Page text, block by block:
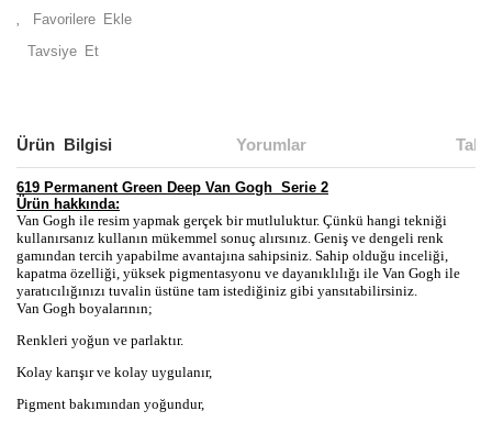
Tavsiye Et
Ürün Bilgisi Yorumlar
619 Permanent Green Deep Van Gogh Serie 2
Ürün hakkında:
Van Gogh ile resim yapmak gerçek bir mutluluktur. Çünkü hangi tekniği
kullanırsanız kullanın mükemmel sonuç alırsınız. Geniş ve dengeli renk
gamından tercih yapabilme avantajına sahipsiniz. Sahip olduğu inceliği,
kapatma özelliği, yüksek pigmentasyonu ve dayanıklılığı ile Van Gogh ile
yaratıcılığınızı tuvalin üstüne tam istediğiniz gibi yansıtabilirsiniz.
Van Gogh boyalarının;
Renkleri yoğun ve parlaktır.
Kolay karışır ve kolay uygulanır,
Pigment bakımından yoğundur,